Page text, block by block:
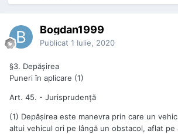
Bogdan1999
Publicat 1 Iulie, 2020
§3. Depășirea
Puneri în aplicare (1)
Art. 45. - Jurisprudență
(1) Depășirea este manevra prin care un
altui vehicul ori pe lângă un obstacol, aflat pe